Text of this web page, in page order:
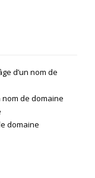
d’un nom de
nom de domaine
domaine